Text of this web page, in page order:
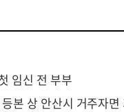
임신 전 부부
본 상 안산시 거주자면